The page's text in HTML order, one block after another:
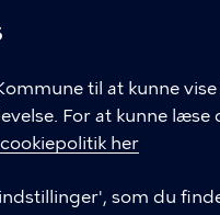
til at kunne
For at kunne læse
her
som du
GENVEJE
Hvis du vil